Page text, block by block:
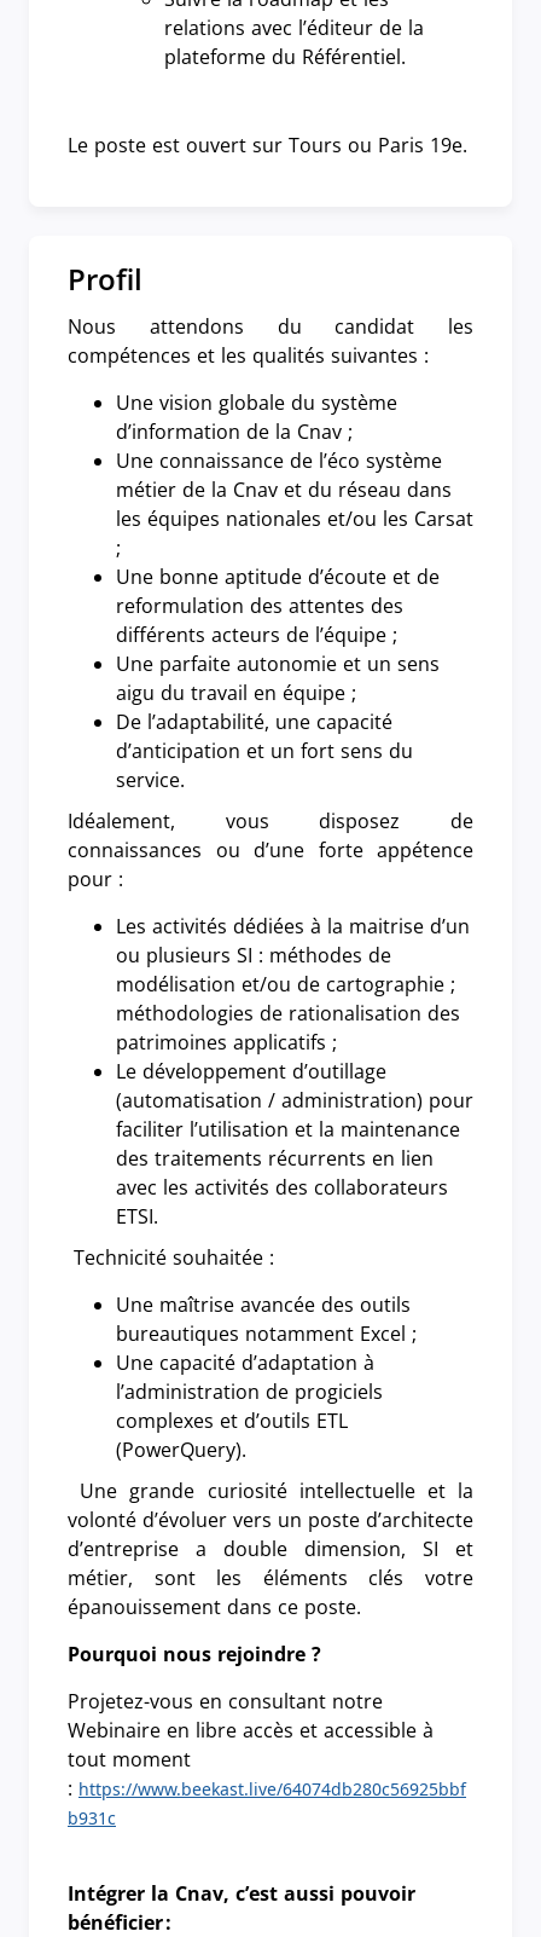
relations avec l’éditeur de la
plateforme du Référentiel.
Le poste est ouvert sur Tours ou Paris 19e.
Profil
Nous attendons du candidat les
compétences et les qualités suivantes :
Une vision globale du système
d’information de la Cnav ;
Une connaissance de l’éco système
métier de la Cnav et du réseau dans
les équipes nationales et/ou les Carsat
;
Une bonne aptitude d’écoute et de
reformulation des attentes des
différents acteurs de l’équipe ;
Une parfaite autonomie et un sens
aigu du travail en équipe ;
De l’adaptabilité, une capacité
d’anticipation et un fort sens du
service.
Idéalement, vous disposez de
connaissances ou d’une forte appétence
pour :
Les activités dédiées à la maitrise d’un
ou plusieurs SI : méthodes de
modélisation et/ou de cartographie ;
méthodologies de rationalisation des
patrimoines applicatifs ;
Le développement d’outillage
(automatisation / administration) pour
faciliter l’utilisation et la maintenance
des traitements récurrents en lien
avec les activités des collaborateurs
ETSI.
Technicité souhaitée :
Une maîtrise avancée des outils
bureautiques notamment Excel ;
Une capacité d’adaptation à
l’administration de progiciels
complexes et d’outils ETL
(PowerQuery).
Une grande curiosité intellectuelle et la
volonté d’évoluer vers un poste d’architecte
d’entreprise a double dimension, SI et
métier, sont les éléments clés votre
épanouissement dans ce poste.
Pourquoi nous rejoindre ?
Projetez-vous en consultant notre
Webinaire en libre accès et accessible à
tout moment
: https://www.beekast.live/64074db280c56925bbf
b931c
Intégrer la Cnav, c’est aussi pouvoir
bénéficier: